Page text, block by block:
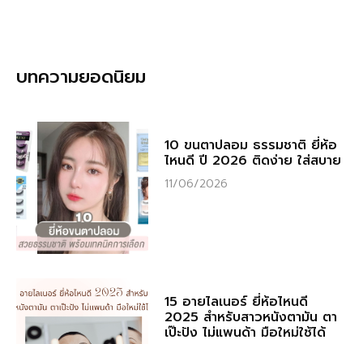
บทความยอดนิยม
10 ขนตาปลอม ธรรมชาติ ยี่ห้อ
ไหนดี ปี 2026 ติดง่าย ใส่สบาย
11/06/2026
15 อายไลเนอร์ ยี่ห้อไหนดี
2025 สำหรับสาวหนังตามัน ตา
เป๊ะปัง ไม่แพนด้า มือใหม่ใช้ได้